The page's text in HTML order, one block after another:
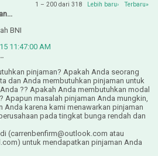
1 – 200 dari 318 Lebih baru› Terbaru»
BNI
11:47:00 AM
pinjaman? Apakah Anda seorang
dan Anda membutuhkan pinjaman untuk
?? Apakah Anda membutuhkan modal
Apapun masalah pinjaman Anda mungkin,
Anda karena kami menawarkan pinjaman
pada tingkat bunga rendah dan
(carrenbenfirm@outlook.com atau
untuk mendapatkan pinjaman Anda